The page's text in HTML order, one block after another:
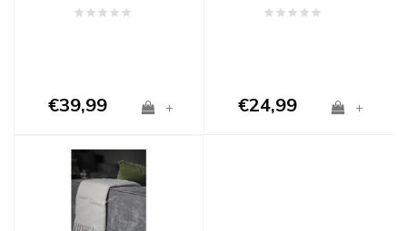
€39,99 + €24,99 +